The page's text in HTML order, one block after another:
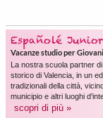
Españolé
Vacanze studio per
La nostra scuola partner
storico di Valencia, in un
tradizionali della città,
municipio e altri luoghi
scopri di più »